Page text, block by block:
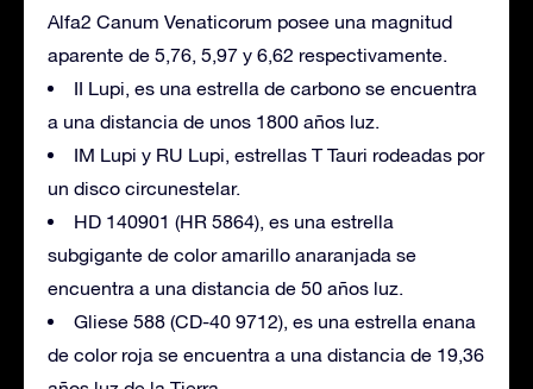
Alfa2 Canum Venaticorum posee una magnitud
aparente de 5,76, 5,97 y 6,62 respectivamente.
II Lupi, es una estrella de carbono se encuentra
a una distancia de unos 1800 años luz.
IM Lupi y RU Lupi, estrellas T Tauri rodeadas por
un disco circunestelar.
HD 140901 (HR 5864), es una estrella
subgigante de color amarillo anaranjada se
encuentra a una distancia de 50 años luz.
Gliese 588 (CD-40 9712), es una estrella enana
de color roja se encuentra a una distancia de 19,36